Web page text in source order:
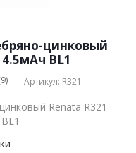
цинковый
BL1
Артикул: R321
Renata R321